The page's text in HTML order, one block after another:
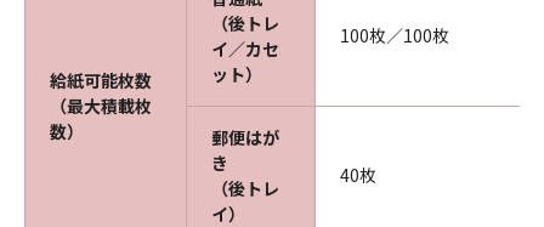
給紙可能枚数
（最大積載枚
数）
（後トレ
イ／カセ
ット）
100枚／100枚
郵便はが
き
（後トレ
イ）
40枚